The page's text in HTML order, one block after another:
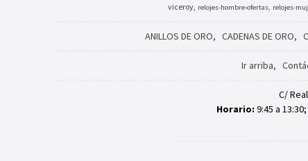
viceroy relojes-hombre-ofertas relojes-
ANILLOS DE ORO CADENAS DE ORO
Ir arriba
C/
Horario: 9:45 a